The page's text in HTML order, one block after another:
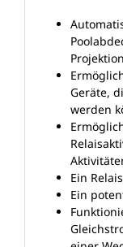
Geräte,
werden
Ein
Ein